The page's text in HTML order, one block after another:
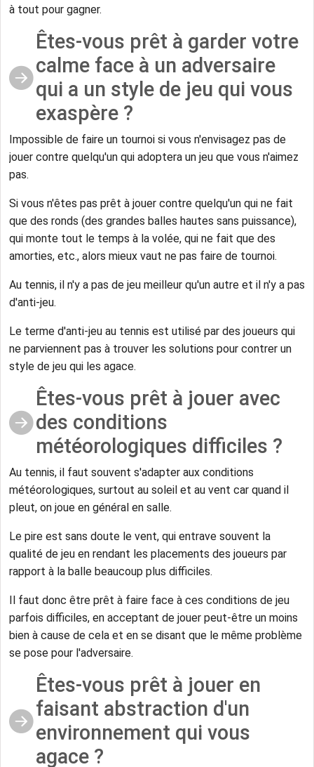
à tout pour gagner.
Êtes-vous prêt à garder votre
calme face à un adversaire
qui a un style de jeu qui vous
exaspère ?
Impossible de faire un tournoi si vous n'envisagez pas de
jouer contre quelqu'un qui adoptera un jeu que vous n'aimez
pas.
Si vous n'êtes pas prêt à jouer contre quelqu'un qui ne fait
que des ronds (des grandes balles hautes sans puissance),
qui monte tout le temps à la volée, qui ne fait que des
amorties, etc., alors mieux vaut ne pas faire de tournoi.
Au tennis, il n'y a pas de jeu meilleur qu'un autre et il n'y a pas
d'anti-jeu.
Le terme d'anti-jeu au tennis est utilisé par des joueurs qui
ne parviennent pas à trouver les solutions pour contrer un
style de jeu qui les agace.
Êtes-vous prêt à jouer avec
des conditions
météorologiques difficiles ?
Au tennis, il faut souvent s'adapter aux conditions
météorologiques, surtout au soleil et au vent car quand il
pleut, on joue en général en salle.
Le pire est sans doute le vent, qui entrave souvent la
qualité de jeu en rendant les placements des joueurs par
rapport à la balle beaucoup plus difficiles.
Il faut donc être prêt à faire face à ces conditions de jeu
parfois difficiles, en acceptant de jouer peut-être un moins
bien à cause de cela et en se disant que le même problème
se pose pour l'adversaire.
Êtes-vous prêt à jouer en
faisant abstraction d'un
environnement qui vous
agace ?